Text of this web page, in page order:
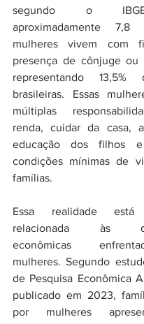
segundo o
aproximadamente
mulheres vivem com
presença de cônjuge ou
representando 13,5%
brasileiras. Essas
múltiplas
renda, cuidar da casa,
educação dos filhos
condições mínimas de
famílias.
Essa realidade está
relacionada às
econômicas
mulheres. Segundo
de Pesquisa Econômica
publicado em 2023,
por mulheres